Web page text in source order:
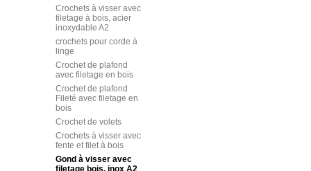
Crochets à visser avec
filetage à bois, acier
inoxydable A2
crochets pour corde à
linge
Crochet de plafond
avec filetage en bois
Crochet de plafond
Fileté avec filetage en
bois
Crochet de volets
Crochets à visser avec
fente et filet à bois
Gond à visser avec
filetage bois, inox A2